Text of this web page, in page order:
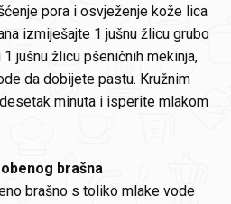
pora i osvježenje kože lica
izmiješajte 1 jušnu žlicu grubo
jušnu žlicu pšeničnih mekinja,
da dobijete pastu. Kružnim
minuta i isperite mlakom
brašna
brašno s toliko mlake vode